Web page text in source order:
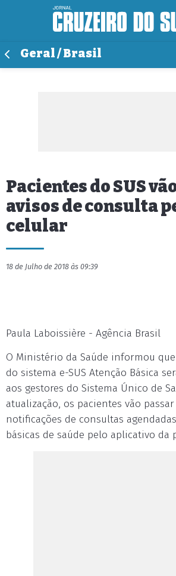
Geral / Brasil
Pacientes do SUS
avisos de consulta
celular
18 de Julho de 2018 às 09:39
Paula Laboissière - Agência Brasil
O Ministério da Saúde informou
do sistema e-SUS Atenção Básica
aos gestores do Sistema Único de
atualização, os pacientes vão
notificações de consultas
básicas de saúde pelo aplicativo da